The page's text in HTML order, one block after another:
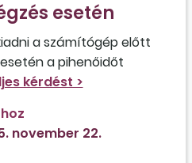
esetén
a számítógép előtt
a pihenőidőt
munkavállaló a
miatt nem kíván
a későbbiekben emiatt
november 22.